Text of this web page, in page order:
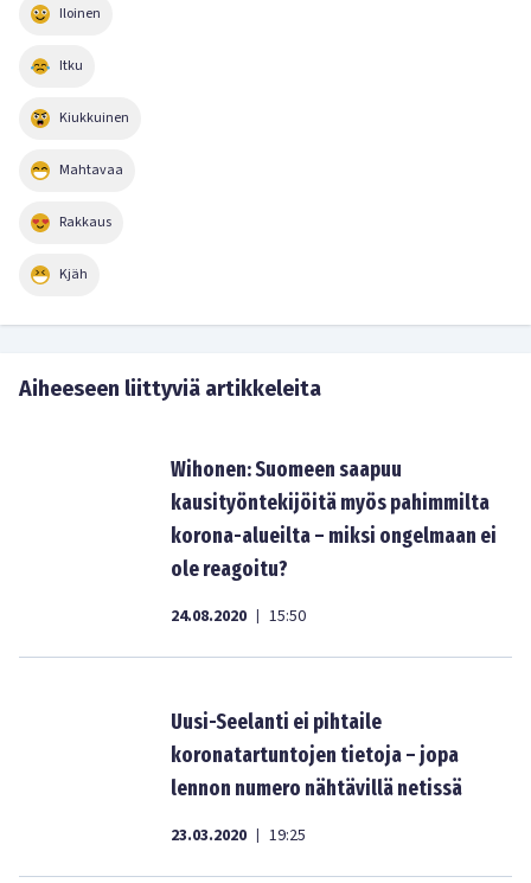
Iloinen
Itku
Kiukkuinen
Mahtavaa
Rakkaus
Kjäh
Aiheeseen liittyviä artikkeleita
Wihonen: Suomeen saapuu
kausityöntekijöitä myös pahimmilta
korona-alueilta – miksi ongelmaan ei
ole reagoitu?
24.08.2020 | 15:50
Uusi-Seelanti ei pihtaile
koronatartuntojen tietoja – jopa
lennon numero nähtävillä netissä
23.03.2020 | 19:25